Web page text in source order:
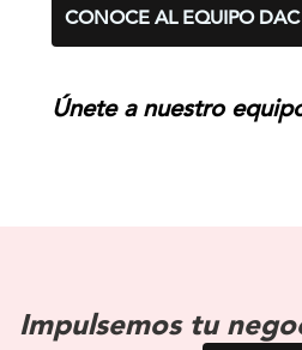
CONOCE AL EQUIPO DAC
Únete a nuestro
Impulsemos tu